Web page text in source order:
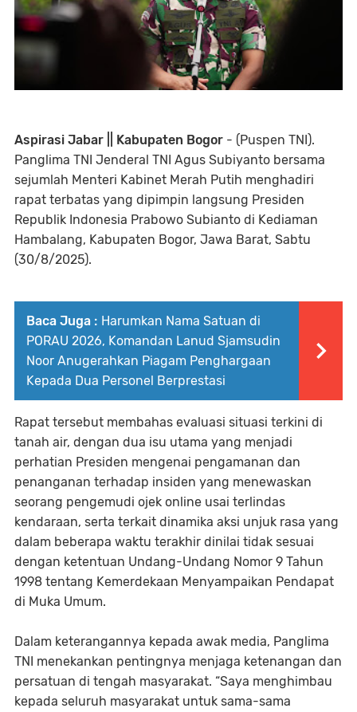
Aspirasi Jabar || Kabupaten Bogor - (Puspen TNI).
Panglima TNI Jenderal TNI Agus Subiyanto bersama
sejumlah Menteri Kabinet Merah Putih menghadiri
rapat terbatas yang dipimpin langsung Presiden
Republik Indonesia Prabowo Subianto di Kediaman
Hambalang, Kabupaten Bogor, Jawa Barat, Sabtu
(30/8/2025).
Baca Juga : Harumkan Nama Satuan di
PORAU 2026, Komandan Lanud Sjamsudin
Noor Anugerahkan Piagam Penghargaan
Kepada Dua Personel Berprestasi
Rapat tersebut membahas evaluasi situasi terkini di
tanah air, dengan dua isu utama yang menjadi
perhatian Presiden mengenai pengamanan dan
penanganan terhadap insiden yang menewaskan
seorang pengemudi ojek online usai terlindas
kendaraan, serta terkait dinamika aksi unjuk rasa yang
dalam beberapa waktu terakhir dinilai tidak sesuai
dengan ketentuan Undang-Undang Nomor 9 Tahun
1998 tentang Kemerdekaan Menyampaikan Pendapat
di Muka Umum.
Dalam keterangannya kepada awak media, Panglima
TNI menekankan pentingnya menjaga ketenangan dan
persatuan di tengah masyarakat. “Saya menghimbau
kepada seluruh masyarakat untuk sama-sama